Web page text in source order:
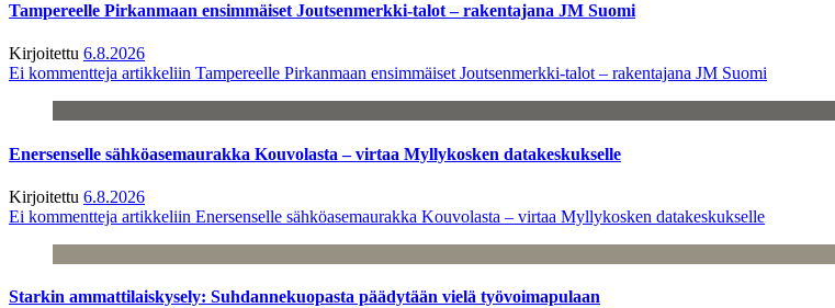
Tampereelle Pirkanmaan ensimmäiset Joutsenmerkki-talot – rakentajana JM Suomi
Kirjoitettu 6.8.2026
Ei kommentteja artikkeliin Tampereelle Pirkanmaan ensimmäiset Joutsenmerkki-talot – rakentajana JM Suomi
Enersenselle sähköasemaurakka Kouvolasta – virtaa Myllykosken datakeskukselle
Kirjoitettu 6.8.2026
Ei kommentteja artikkeliin Enersenselle sähköasemaurakka Kouvolasta – virtaa Myllykosken datakeskukselle
Starkin ammattilaiskysely: Suhdannekuopasta päädytään vielä työvoimapulaan